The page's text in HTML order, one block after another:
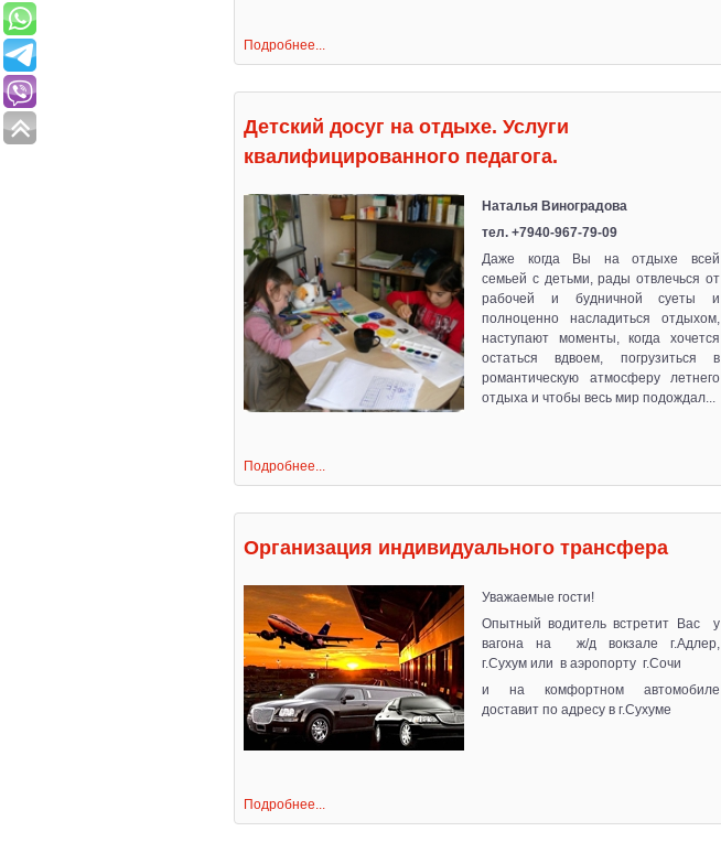
Подробнее...
Детский досуг на отдыхе. Услуги
квалифицированного педагога.
Наталья Виноградова
тел. +7940-967-79-09
Даже когда Вы на отдыхе всей
семьей с детьми, рады отвлечься от
рабочей и будничной суеты и
полноценно насладиться отдыхом,
наступают моменты, когда хочется
остаться вдвоем, погрузиться в
романтическую атмосферу летнего
отдыха и чтобы весь мир подождал...
Подробнее...
Организация индивидуального трансфера
Уважаемые гости!
Опытный водитель встретит Вас у
вагона на ж/д вокзале г.Адлер,
г.Сухум или в аэропорту г.Сочи
и на комфортном автомобиле
доставит по адресу в г.Сухуме
Подробнее...